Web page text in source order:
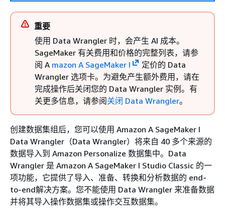
重要
使用 Data Wrangler 时，会产生 AI 成本。
SageMaker 有关费用和价格的完整列表，请参
阅 A mazon A SageMaker I
定价的 Data
Wrangler 选项卡。为避免产生额外费用，请在
完成操作后关闭您的 Data Wrangler 实例。有
关更多信息，请参阅关闭 Data Wrangler。
创建数据集组后，您可以使用 Amazon A SageMaker I
Data Wrangler（Data Wrangler）将来自 40 多个来源的
数据导入到 Amazon Personalize 数据集中。Data
Wrangler 是 Amazon A SageMaker I Studio Classic 的一
项功能，它提供了导入、准备、转换和分析数据的 end-
to-end解决方案。您不能使用 Data Wrangler 来准备数据
并将其导入操作数据集或操作交互数据集。